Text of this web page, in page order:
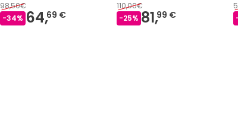
98,50€
-34% 64,69 €
110,00€
-25% 81,99 €